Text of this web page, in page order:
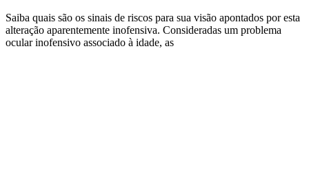
Saiba quais são os sinais de riscos para sua visão apontados por esta
alteração aparentemente inofensiva. Consideradas um problema
ocular inofensivo associado à idade, as